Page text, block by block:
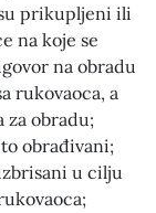
prikupljeni ili
na koje se
na obradu
rukovaoca, a
za obradu;
obrađivani;
u cilju